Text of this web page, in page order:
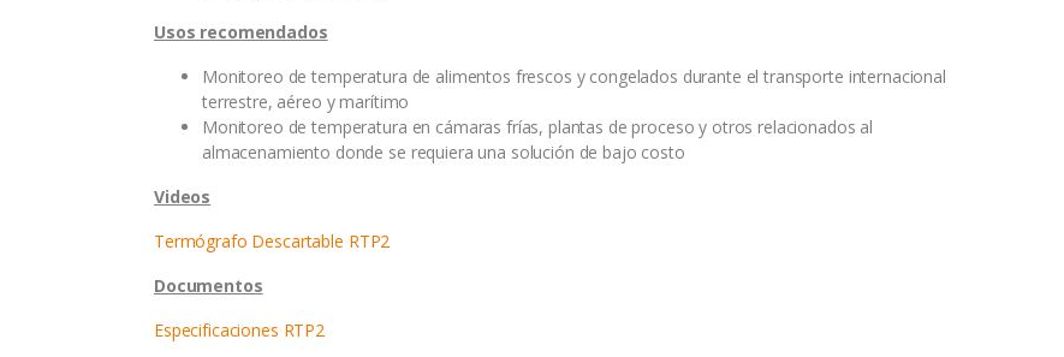
Usos recomendados
Monitoreo de temperatura de alimentos frescos y congelados durante el transporte internacional
terrestre, aéreo y marítimo
Monitoreo de temperatura en cámaras frías, plantas de proceso y otros relacionados al
almacenamiento donde se requiera una solución de bajo costo
Videos
Termógrafo Descartable RTP2
Documentos
Especificaciones RTP2